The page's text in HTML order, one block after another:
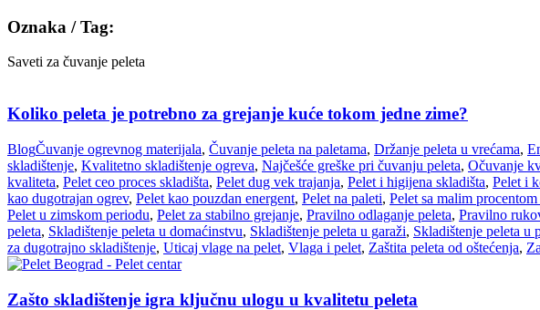
Oznaka / Tag:
Saveti za čuvanje peleta
Koliko peleta je potrebno za grejanje kuće tokom jedne zime?
BlogČuvanje ogrevnog materijala, Čuvanje peleta na paletama, Držanje peleta u vrećama,
skladištenje, Kvalitetno skladištenje ogreva, Najčešće greške pri čuvanju peleta, Očuvanje
kvaliteta, Pelet ceo proces skladišta, Pelet dug vek trajanja, Pelet i higijena skladišta, Pelet i
kao dugotrajan ogrev, Pelet kao pouzdan energent, Pelet na paleti, Pelet sa malim procentom
Pelet u zimskom periodu, Pelet za stabilno grejanje, Pravilno odlaganje peleta, Pravilno
peleta, Skladištenje peleta u domaćinstvu, Skladištenje peleta u garaži, Skladištenje peleta u
za dugotrajno skladištenje, Uticaj vlage na pelet, Vlaga i pelet, Zaštita peleta od oštećenja,
Zašto skladištenje igra ključnu ulogu u kvalitetu peleta